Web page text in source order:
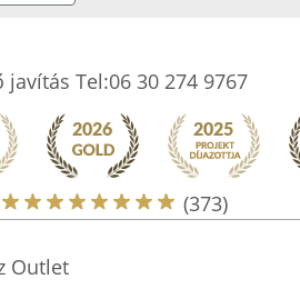
javítás Tel:06 30 274 9767
(373)
Outlet